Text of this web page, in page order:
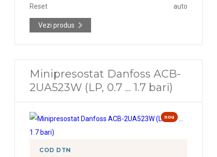
Reset auto
Vezi produs
Minipresostat Danfoss ACB-
2UA523W (LP, 0.7 ... 1.7 bari)
nou
COD DTN